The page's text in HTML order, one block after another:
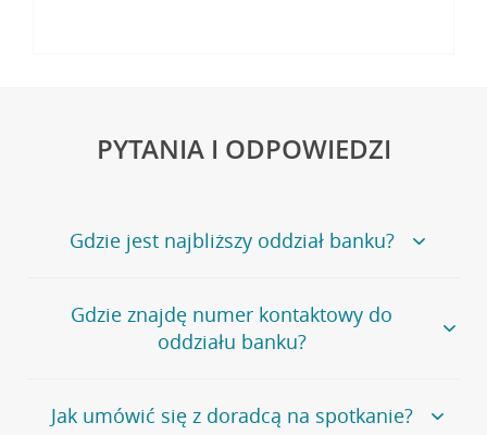
PYTANIA I ODPOWIEDZI
Gdzie jest najbliższy oddział banku?
Jeśli szukasz oddziału naszego banku, zapraszamy na
stronęPlacówki i bankomaty, na której znajduje się
wygodna wyszukiwarka.
oddziałów
Gdzie znajdę numer kontaktowy do
oddziału banku?
Bank Credit Agricole nie udostępnia ogólnego numeru
telefonu do placówki bankowej.
Jak umówić się z doradcą na spotkanie?